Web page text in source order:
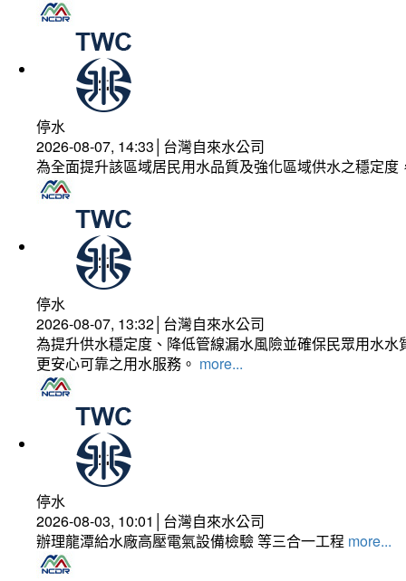
停水
2026-08-07, 14:33│台灣自來水公司
為全面提升該區域居民用水品質及強化區域供水之穩定
停水
2026-08-07, 13:32│台灣自來水公司
為提升供水穩定度、降低管線漏水風險並確保民眾用水
更安心可靠之用水服務。 more...
停水
2026-08-03, 10:01│台灣自來水公司
辦理龍潭給水廠高壓電氣設備檢驗 等三合一工程 more...